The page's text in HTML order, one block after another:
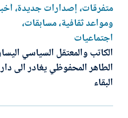
متفرقات، إصدارات جديدة،
ومواعد ثقافية، مسابقات،
اجتماعيات
الكاتب والمعتقل السياسي
الطاهر المحفوظي يغادر الى دار
البقاء